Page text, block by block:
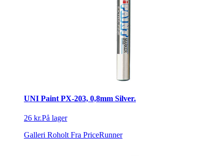
UNI Paint PX-203, 0,8mm Silver.
26 kr.På lager
Galleri Roholt Fra PriceRunner